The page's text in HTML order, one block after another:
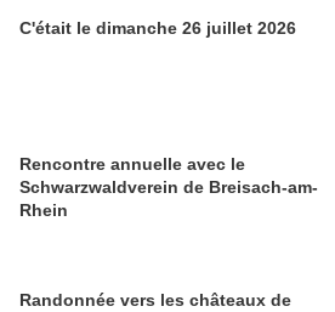
C'était le dimanche 26 juillet 2026
Rencontre annuelle avec le
Schwarzwaldverein de Breisach-am-
Rhein
Randonnée vers les châteaux de